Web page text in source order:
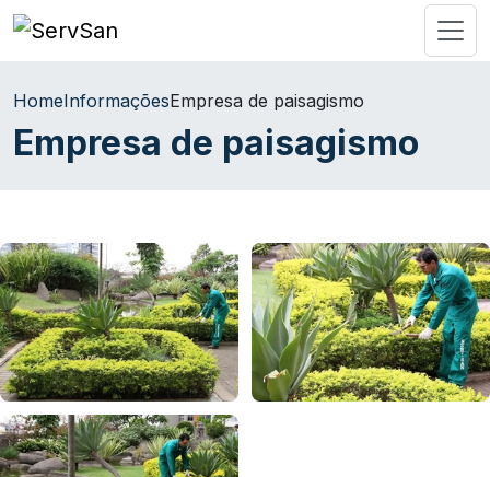
HomeInformaçõesEmpresa de paisagismo
Empresa de paisagismo